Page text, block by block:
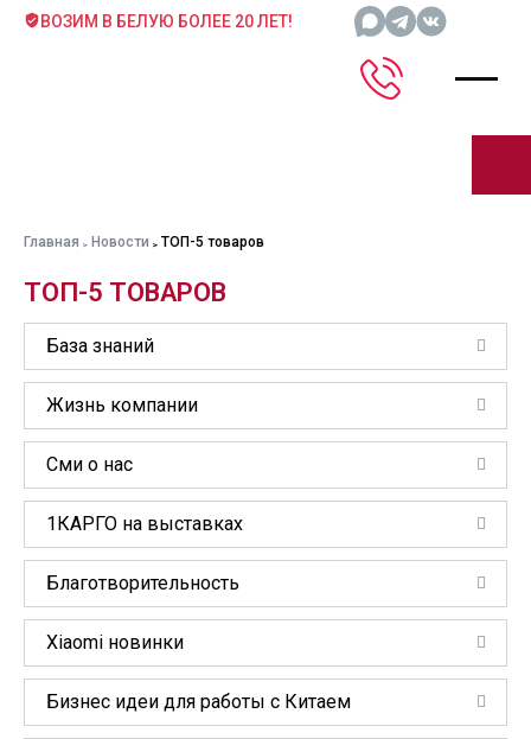
ВОЗИМ В БЕЛУЮ БОЛЕЕ 20 ЛЕТ!
Главная Новости ТОП-5 товаров
ТОП-5 ТОВАРОВ
База знаний
Жизнь компании
Сми о нас
1КАРГО на выставках
Благотворительность
Xiaomi новинки
Бизнес идеи для работы с Китаем